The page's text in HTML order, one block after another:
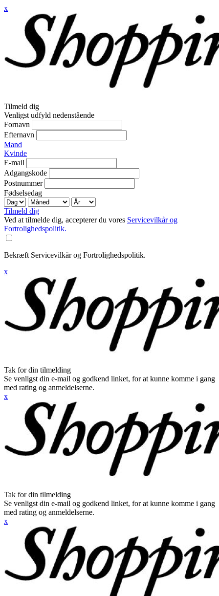
x
Tilmeld dig
Venligst udfyld nedenstående
Fornavn
Efternavn
Mand
Kvinde
E-mail
Adgangskode
Postnummer
Fødselsedag
Tilmeld dig
Ved at tilmelde dig, accepterer du vores Servicevilkår og
Fortrolighedspolitik.
Bekræft Servicevilkår og Fortrolighedspolitik.
x
Tak for din tilmelding
Se venligst din e-mail og godkend linket, for at kunne komme i gang
med rating og anmeldelserne.
x
Tak for din tilmelding
Se venligst din e-mail og godkend linket, for at kunne komme i gang
med rating og anmeldelserne.
x